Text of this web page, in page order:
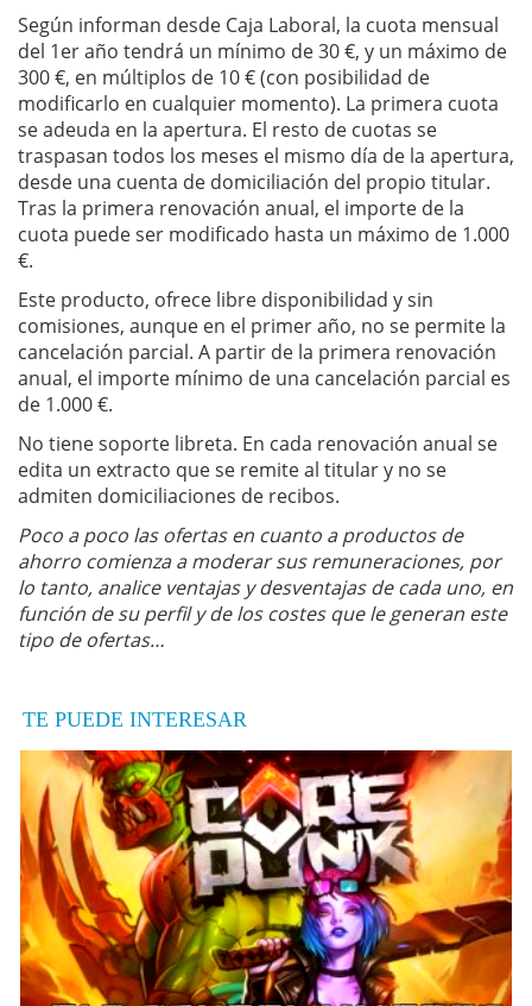
Según informan desde Caja Laboral, la cuota mensual
del 1er año tendrá un mínimo de 30 €, y un máximo de
300 €, en múltiplos de 10 € (con posibilidad de
modificarlo en cualquier momento). La primera cuota
se adeuda en la apertura. El resto de cuotas se
traspasan todos los meses el mismo día de la apertura,
desde una cuenta de domiciliación del propio titular.
Tras la primera renovación anual, el importe de la
cuota puede ser modificado hasta un máximo de 1.000
€.
Este producto, ofrece libre disponibilidad y sin
comisiones, aunque en el primer año, no se permite la
cancelación parcial. A partir de la primera renovación
anual, el importe mínimo de una cancelación parcial es
de 1.000 €.
No tiene soporte libreta. En cada renovación anual se
edita un extracto que se remite al titular y no se
admiten domiciliaciones de recibos.
Poco a poco las ofertas en cuanto a productos de
ahorro comienza a moderar sus remuneraciones, por
lo tanto, analice ventajas y desventajas de cada uno, en
función de su perfil y de los costes que le generan este
tipo de ofertas…
TE PUEDE INTERESAR